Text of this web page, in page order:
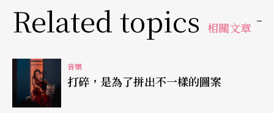
高市國樂團「愛河系列音樂會」
主辦的「愛河音樂廳」系列音樂
會，共有六場精采的演出。首場將由萬象民族樂團
以絲竹室內樂隊多樣化演出形式揭開序幕，包括專
為該樂團創作之合奏曲的《抒情小組曲》、《快樂
Related topics 相關文章
音樂
打碎，是為了拼出不一樣的圖案